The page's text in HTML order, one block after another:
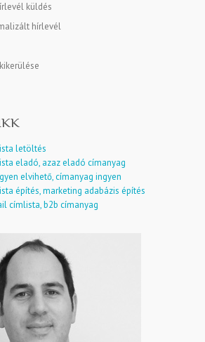
küldés
hírlevél
letöltés
eladó, azaz eladó címanyag
elvihető, címanyag ingyen
építés, marketing adabázis építés
címlista, b2b címanyag